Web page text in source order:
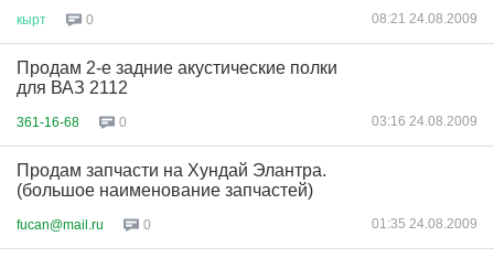
кырт 0 08:21 24.08.2009
Продам 2-е задние акустические полки
для ВАЗ 2112
361-16-68 0 03:16 24.08.2009
Продам запчасти на Хундай Элантра.
(большое наименование запчастей)
fucan@mail.ru 0 01:35 24.08.2009